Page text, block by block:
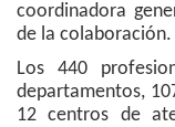
coordinadora
de la colaboración.
Los 440
departamentos,
12 centros de